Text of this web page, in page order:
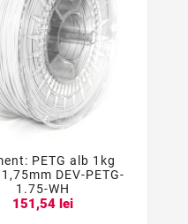
 
PETG alb 1kg
DEV-PETG-
1.75-WH
151,54 lei